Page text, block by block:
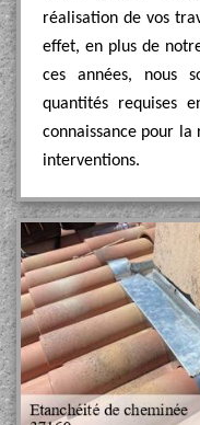
réalisation de vos
effet, en plus de
ces années, nous
quantités requises
connaissance pour
interventions.